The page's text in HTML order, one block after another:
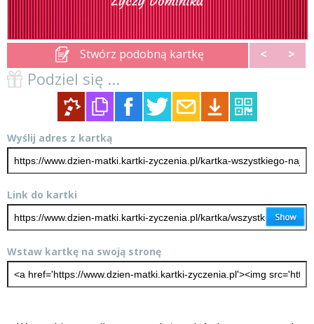
Stwórz podobną kartkę < >
Podziel się ...
Wyślij adres z kartką
Link do kartki
Wstaw kartkę na swoją stronę